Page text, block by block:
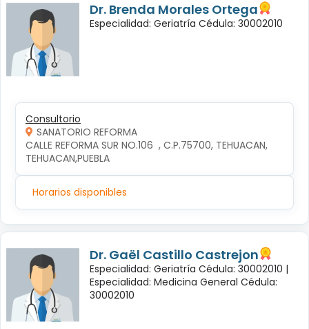
Dr. Brenda Morales Ortega
Especialidad: Geriatría Cédula: 30002010
Consultorio
SANATORIO REFORMA
CALLE REFORMA SUR NO.106  , C.P.75700, TEHUACAN,
TEHUACAN,PUEBLA
Horarios disponibles
Dr. Gaël Castillo Castrejon
Especialidad: Geriatría Cédula: 30002010 |
Especialidad: Medicina General Cédula:
30002010